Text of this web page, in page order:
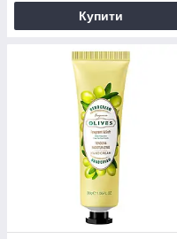
Купити